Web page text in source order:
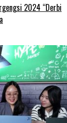
2024 “Derbi